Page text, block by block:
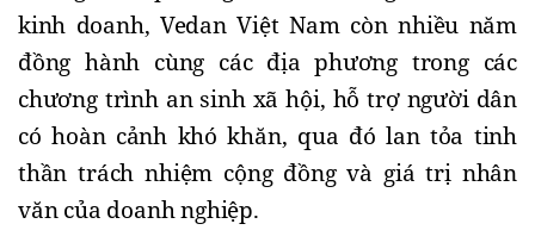
kinh doanh, Vedan Việt Nam còn nhiều năm
đồng hành cùng các địa phương trong các
chương trình an sinh xã hội, hỗ trợ người dân
có hoàn cảnh khó khăn, qua đó lan tỏa tinh
thần trách nhiệm cộng đồng và giá trị nhân
văn của doanh nghiệp.